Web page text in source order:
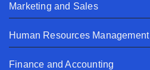
Marketing and Sales
Human Resources Management
Finance and Accounting